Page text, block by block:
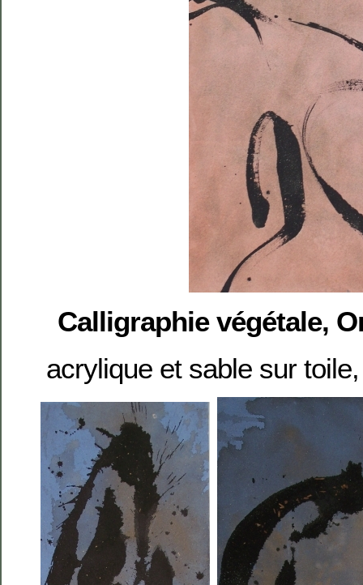
Calligraphie végétale,
acrylique et sable sur